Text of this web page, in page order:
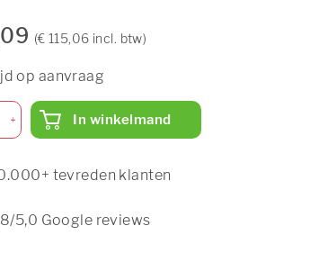
(€ 115,06 incl. btw)
op aanvraag
In winkelmand
tevreden klanten
5,0 Google reviews